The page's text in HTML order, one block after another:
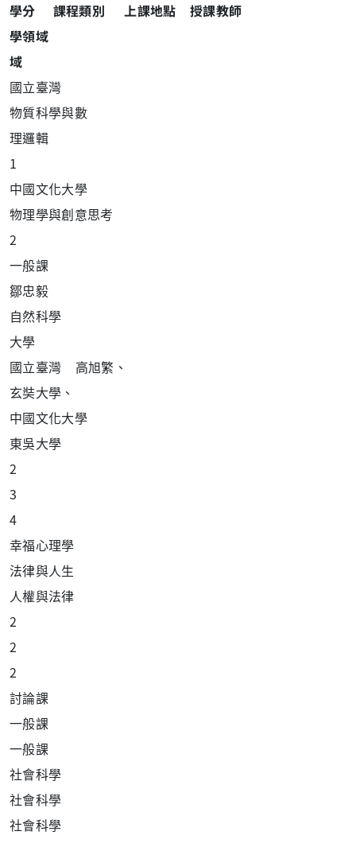
學分 課程類別 上課地點 授課教師
學領域
域
國立臺灣
物質科學與數
理邏輯
1
中國文化大學
物理學與創意思考
2
一般課
鄒忠毅
自然科學
大學
國立臺灣 高旭繁、
玄奘大學、
中國文化大學
東吳大學
2
3
4
幸福心理學
法律與人生
人權與法律
2
2
2
討論課
一般課
一般課
社會科學
社會科學
社會科學